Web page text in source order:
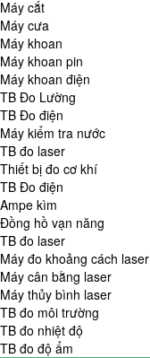
Máy cắt
Máy cưa
Máy khoan
Máy khoan pin
Máy khoan điện
TB Đo Lường
TB Đo điện
Máy kiểm tra nước
TB đo laser
Thiết bị đo cơ khí
TB Đo điện
Ampe kìm
Đồng hồ vạn năng
TB đo laser
Máy đo khoảng cách laser
Máy cân bằng laser
Máy thủy bình laser
TB đo môi trường
TB đo nhiệt độ
TB đo độ ẩm